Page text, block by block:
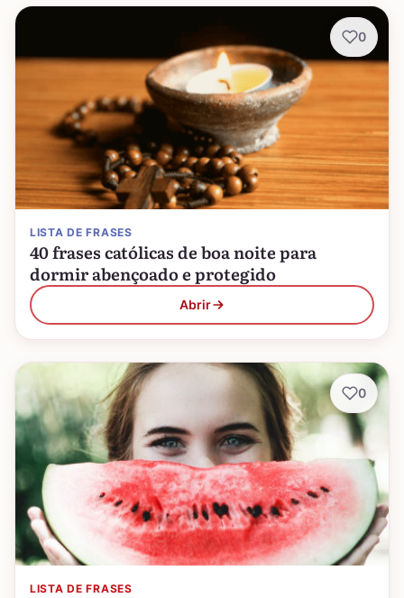
LISTA DE FRASES
40 frases católicas de boa noite para
dormir abençoado e protegido
Abrir
0
LISTA DE FRASES
0